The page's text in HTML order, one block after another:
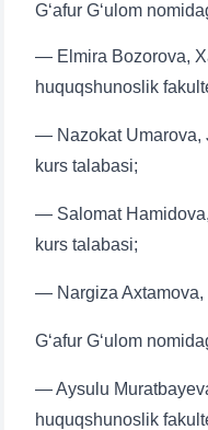
G‘afur G‘ulom
— Elmira Bozorova,
huquqshunoslik
— Nazokat Umarova,
kurs talabasi;
— Salomat
kurs talabasi;
— Nargiza Axtamova,
G‘afur G‘ulom
— Aysulu
huquqshunoslik